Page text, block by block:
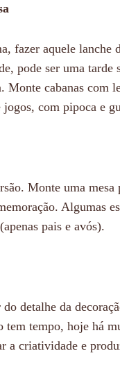
fazer aquele
pode ser uma
Monte cabanas com
com pipoca e
Monte uma
Algumas
pais e avós).
detalhe da
tem tempo, hoje há
a criatividade e